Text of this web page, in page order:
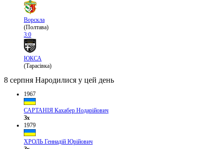
Ворскла
(Полтава)
3:0
ЮКСА
(Тарасівка)
8 серпня Народилися у цей день
1967
САРТАНІЯ Кахабер Нодарійович
Зх
1979
ХРОЛЬ Геннадій Юрійович